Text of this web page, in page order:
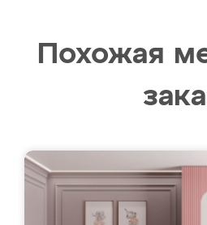
Похожая